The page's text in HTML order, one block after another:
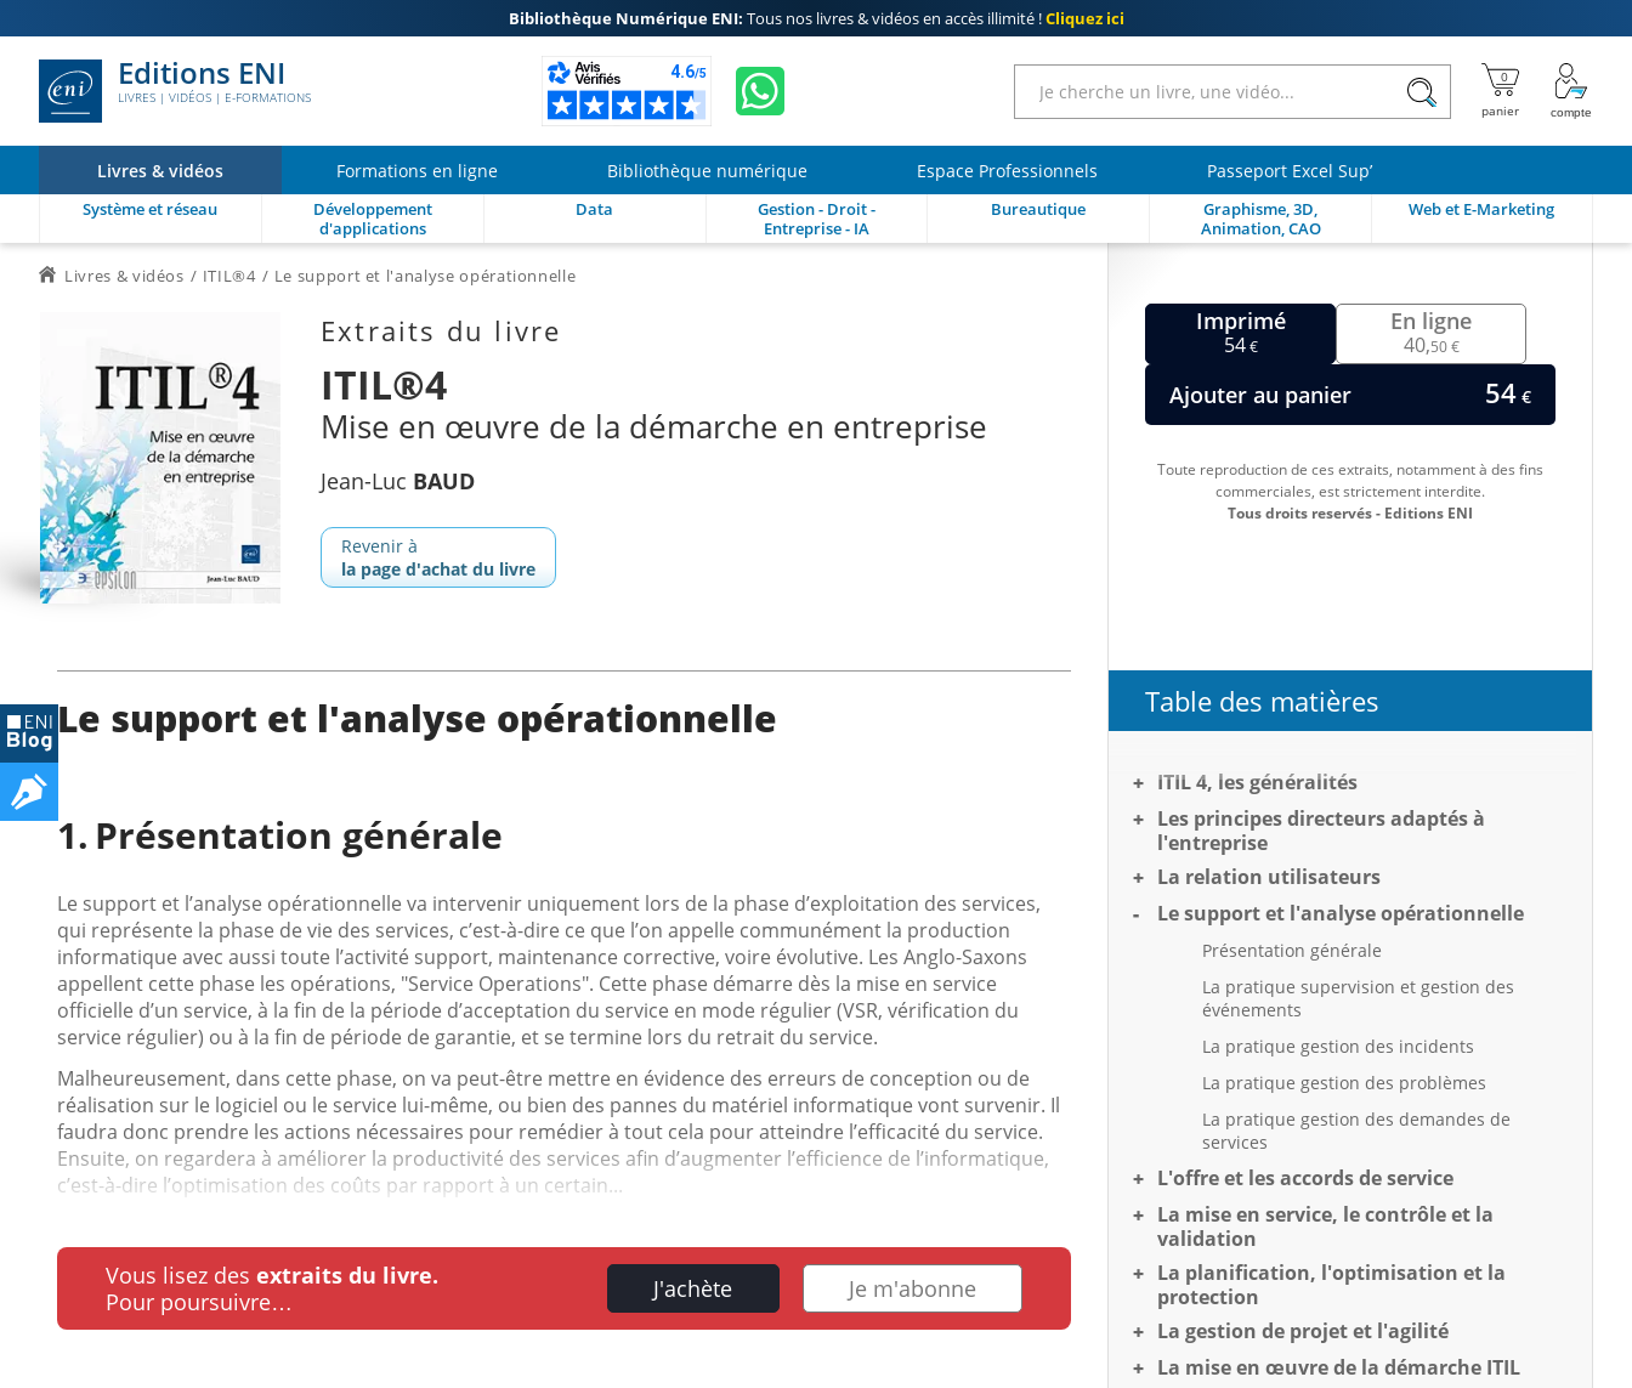
Bibliothèque Numérique ENI: Tous nos livres & vidéos en accès illimité !Cliquez ici
Editions ENI
LIVRES | VIDÉOS | E-FORMATIONS
Livres & vidéos Formations en ligne Bibliothèque numérique Espace Professionnels Passeport Excel Sup’
Système et réseau
Développement
d'applications
Data
Gestion - Droit -
Entreprise - IA
Bureautique
Graphisme, 3D,
Animation, CAO
Web et E-Marketing
Livres & vidéos ITIL®4 Le support et l'analyse opérationnelle
Extraits du livre
ITIL®4
Mise en œuvre de la démarche en entreprise
Jean-Luc BAUD
Revenir à
la page d'achat du livre
Imprimé
54€
En ligne
40,50 €
Ajouter au panier 54 €
Toute reproduction de ces extraits, notamment à des fins
commerciales, est strictement interdite.
Tous droits reservés - Editions ENI
Le support et l'analyse opérationnelle
Présentation générale
Le support et l’analyse opérationnelle va intervenir uniquement lors de la phase d’exploitation des services,
qui représente la phase de vie des services, c’est-à-dire ce que l’on appelle communément la production
informatique avec aussi toute l’activité support, maintenance corrective, voire évolutive. Les Anglo-Saxons
appellent cette phase les opérations, "Service Operations". Cette phase démarre dès la mise en service
officielle d’un service, à la fin de la période d’acceptation du service en mode régulier (VSR, vérification du
service régulier) ou à la fin de période de garantie, et se termine lors du retrait du service.
Malheureusement, dans cette phase, on va peut-être mettre en évidence des erreurs de conception ou de
réalisation sur le logiciel ou le service lui-même, ou bien des pannes du matériel informatique vont survenir. Il
faudra donc prendre les actions nécessaires pour remédier à tout cela pour atteindre l’efficacité du service.
Ensuite, on regardera à améliorer la productivité des services afin d’augmenter l’efficience de l’informatique,
c’est-à-dire l’optimisation des coûts par rapport à un certain...
Vous lisez des extraits du livre.
Pour poursuivre…
J'achète Je m'abonne
Table des matières
ITIL 4, les généralités
Les principes directeurs adaptés à
l'entreprise
La relation utilisateurs
Le support et l'analyse opérationnelle
Présentation générale
La pratique supervision et gestion des
événements
La pratique gestion des incidents
La pratique gestion des problèmes
La pratique gestion des demandes de
services
L'offre et les accords de service
La mise en service, le contrôle et la
validation
La planification, l'optimisation et la
protection
La gestion de projet et l'agilité
La mise en œuvre de la démarche ITIL